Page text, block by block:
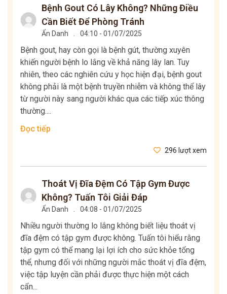
Bệnh Gout Có Lây Không? Những Điều
Cần Biết Để Phòng Tránh
Ẩn Danh . 04:10 - 01/07/2025
Bệnh gout, hay còn gọi là bệnh gút, thường xuyên
khiến người bệnh lo lắng về khả năng lây lan. Tuy
nhiên, theo các nghiên cứu y học hiện đại, bệnh gout
không phải là một bệnh truyền nhiễm và không thể lây
từ người này sang người khác qua các tiếp xúc thông
thường....
Đọc tiếp
296 lượt xem
Thoát Vị Đĩa Đệm Có Tập Gym Được
Không? Tuấn Tôi Giải Đáp
Ẩn Danh . 04:08 - 01/07/2025
Nhiều người thường lo lắng không biết liệu thoát vị
đĩa đệm có tập gym được không. Tuấn tôi hiểu rằng
tập gym có thể mang lại lợi ích cho sức khỏe tổng
thể, nhưng đối với những người mắc thoát vị đĩa đệm,
việc tập luyện cần phải được thực hiện một cách
cẩn...